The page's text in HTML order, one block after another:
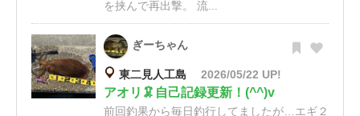
を挟んで再出撃。 流...
ぎーちゃん
東二見人工島 2026/05/22 UP!
アオリ🦑自己記録更新！(^^)v
前回釣果から毎日釣行してましたが…エギ２